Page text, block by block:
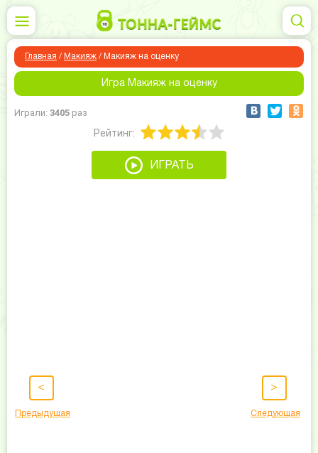
Главная / Макияж / Макияж на оценку
Игра Макияж на оценку
Играли: 3405 раз
Рейтинг:
ИГРАТЬ
<
Предыдущая
>
Следующая